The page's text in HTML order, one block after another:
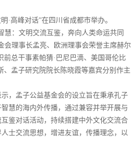
·高峰对话”在四川省成都市举办。
：文明交流互鉴，奔向人类命运共同
会理事长孟亮、欧洲理事会荣誉主席赫尔
前总干事素帕猜·巴尼巴滴、美国哥伦比
、孟子研究院院长陈晓霞等嘉宾分别作主
孟子公益基金会的设立旨在秉承孔子
慧的海内外传播，通过兼容并举开展与
鉴对话活动，持续搭建中外文化交流合
士交流思想，增进友谊，传播理念，以